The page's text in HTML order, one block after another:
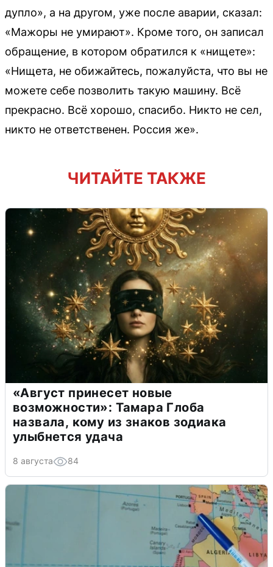
дупло», а на другом, уже после аварии, сказал:
«Мажоры не умирают». Кроме того, он записал
обращение, в котором обратился к «нищете»:
«Нищета, не обижайтесь, пожалуйста, что вы не
можете себе позволить такую машину. Всё
прекрасно. Всё хорошо, спасибо. Никто не сел,
никто не ответственен. Россия же».
ЧИТАЙТЕ ТАКЖЕ
«Август принесет новые
возможности»: Тамара Глоба
назвала, кому из знаков зодиака
улыбнется удача
8 августа 84